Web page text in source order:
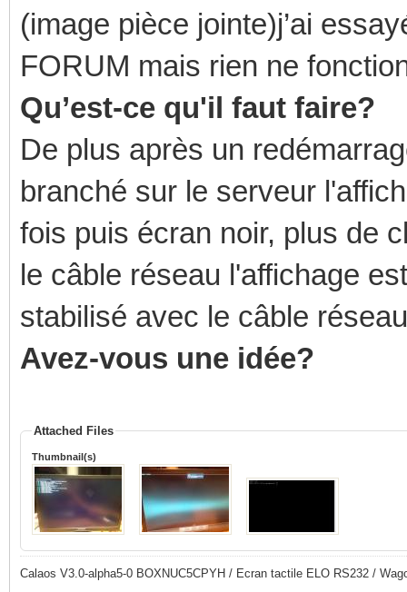
(image pièce jointe)j’ai
FORUM mais rien ne
Qu’est-ce qu'il faut faire?
De plus après un
branché sur le serveur
fois puis écran noir, plus de
le câble réseau l'affichage
stabilisé avec le câble
Avez-vous une idée?
Attached Files
Thumbnail(s)
Calaos V3.0-alpha5-0 BOXNUC5CPYH / Ecran tactile ELO RS232 /